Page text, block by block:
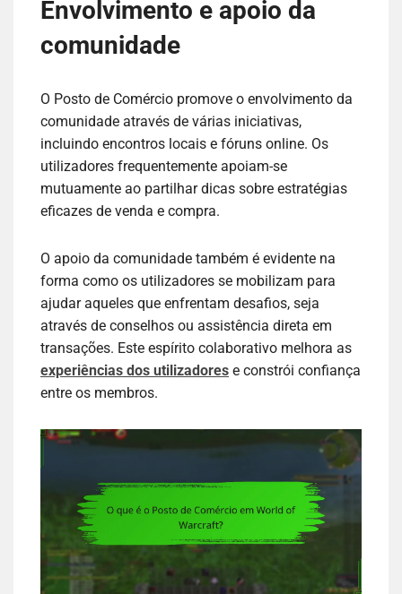
Envolvimento e apoio da
comunidade
O Posto de Comércio promove o envolvimento da
comunidade através de várias iniciativas,
incluindo encontros locais e fóruns online. Os
utilizadores frequentemente apoiam-se
mutuamente ao partilhar dicas sobre estratégias
eficazes de venda e compra.
O apoio da comunidade também é evidente na
forma como os utilizadores se mobilizam para
ajudar aqueles que enfrentam desafios, seja
através de conselhos ou assistência direta em
transações. Este espírito colaborativo melhora as
experiências dos utilizadores e constrói confiança
entre os membros.